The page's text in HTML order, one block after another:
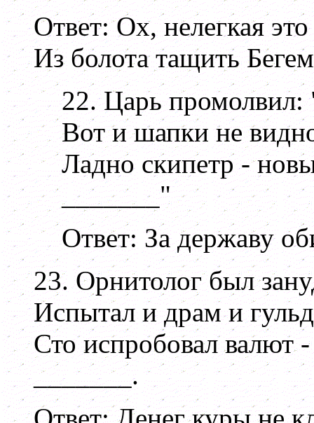
Ответ: Ох, нелегкая
Из болота тащить
22. Царь
Вот и шапки не
Ладно скипетр -
_______"
Ответ: За державу
23. Орнитолог был
Испытал и драм и
Сто испробовал валют -
_______.